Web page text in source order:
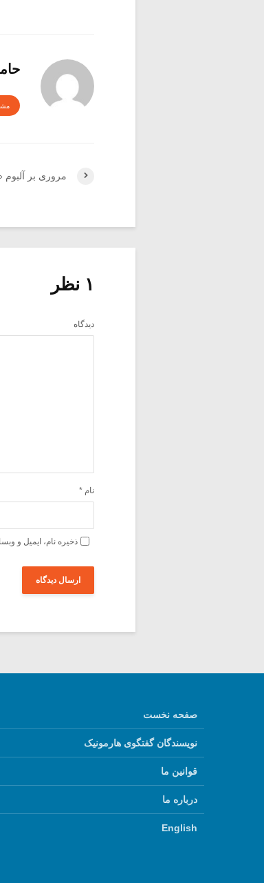
مروری بر
۱ نظر
دیدگاه
نام *
ذخیره نام، ایمیل و
صفحه نخست
نویسندگان گفتگوی هارمونیک
قوانین ما
درباره ما
English